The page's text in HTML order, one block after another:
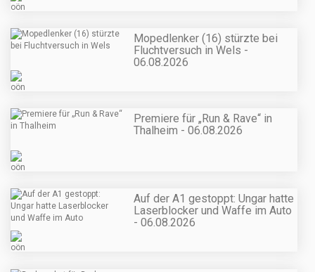
Mopedlenker (16) stürzte bei
Fluchtversuch in Wels -
06.08.2026
Premiere für „Run & Rave“ in
Thalheim - 06.08.2026
Auf der A1 gestoppt: Ungar hatte
Laserblocker und Waffe im Auto
- 06.08.2026